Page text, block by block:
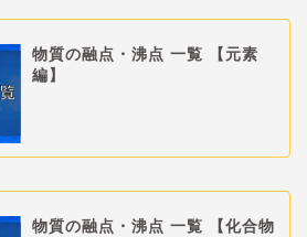
物質の融点・沸点 一覧 【元素
編】
物質の融点・沸点 一覧 【化合物